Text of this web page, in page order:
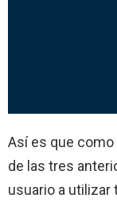
Así es que
de las tres
usuario a